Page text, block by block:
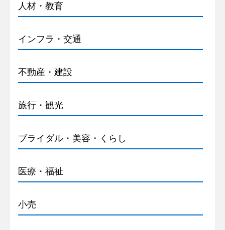
人材・教育
インフラ・交通
不動産・建設
旅行・観光
ブライダル・美容・くらし
医療・福祉
小売